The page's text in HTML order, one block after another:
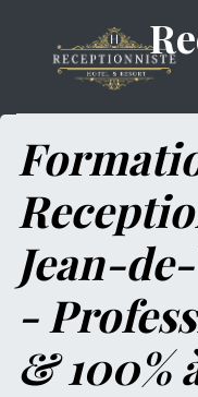
Jean-
-
& 100%